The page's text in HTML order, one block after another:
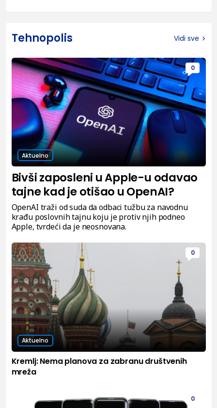
Tehnopolis Vidi sve
0
Aktuelno
Bivši zaposleni u Apple-u odavao
tajne kad je otišao u OpenAI?
OpenAI traži od suda da odbaci tužbu za navodnu
krađu poslovnih tajnu koju je protiv njih podneo
Apple, tvrdeći da je neosnovana.
0
Aktuelno
Kremlj: Nema planova za zabranu društvenih
mreža
0